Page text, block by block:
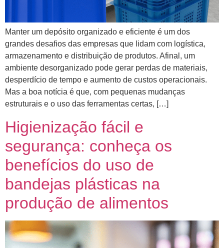
Manter um depósito organizado e eficiente é um dos
grandes desafios das empresas que lidam com logística,
armazenamento e distribuição de produtos. Afinal, um
ambiente desorganizado pode gerar perdas de materiais,
desperdício de tempo e aumento de custos operacionais.
Mas a boa notícia é que, com pequenas mudanças
estruturais e o uso das ferramentas certas, […]
Higienização fácil e
segurança: conheça os
benefícios do uso de
bandejas plásticas na
produção de alimentos